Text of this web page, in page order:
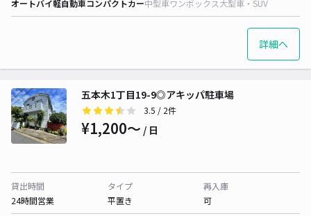
オートバイ軽自動車コンパクトカー中型車ワンボックス大型車・SUV
詳細へ
五本木1丁目19-9◎アキッパ駐車場
3.5 / 2件
¥1,200〜 / 日
貸出時間
24時間営業
タイプ
平置き
再入庫
可